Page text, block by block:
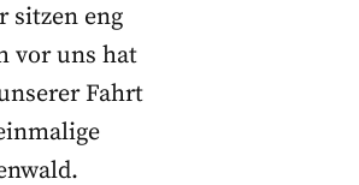
sitzen eng
vor uns hat
Fahrt